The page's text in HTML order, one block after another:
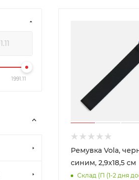
Ремувка Vola,
синим, 2,9х18,5 см
Склад (П (1-2 дня
1991.11